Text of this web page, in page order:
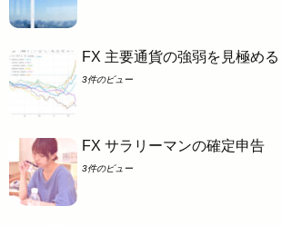
FX 主要通貨の強弱を見極める
3件のビュー
FX サラリーマンの確定申告
3件のビュー